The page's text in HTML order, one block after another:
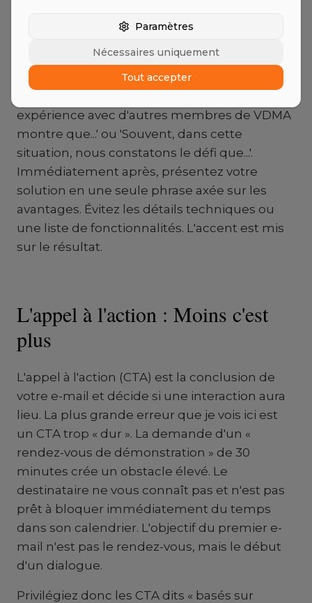
susceptible d'avoir.
Formulez une hypothèse de problème claire.
Utilisez des expressions comme
expérience avec d'autres membres de VDMA
montre que...' ou 'Souvent, dans cette
situation, nous constatons le défi que...'.
Immédiatement après, présentez votre
solution en une seule phrase axée sur les
avantages. Évitez les détails techniques ou
une liste de fonctionnalités. L'accent est mis
sur le résultat.
L'appel à l'action : Moins c'est
plus
L'appel à l'action (CTA) est la conclusion de
votre e-mail et décide si une interaction aura
lieu. La plus grande erreur que je vois ici est
un CTA trop « dur ». La demande d'un «
rendez-vous de démonstration » de 30
minutes crée un obstacle élevé. Le
destinataire ne vous connaît pas et n'est pas
prêt à bloquer immédiatement du temps
dans son calendrier. L'objectif du premier e-
mail n'est pas le rendez-vous, mais le début
d'un dialogue.
Privilégiez donc les CTA dits « basés sur
Paramètres
Nécessaires uniquement
Tout accepter